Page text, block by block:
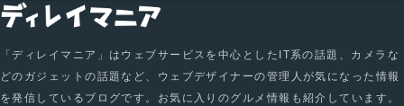
「ディレイマニア」はウェブサービスを中心としたIT系の話題、カメラな
どのガジェットの話題など、ウェブデザイナーの管理人が気になった情報
を発信しているブログです。お気に入りのグルメ情報も紹介しています。